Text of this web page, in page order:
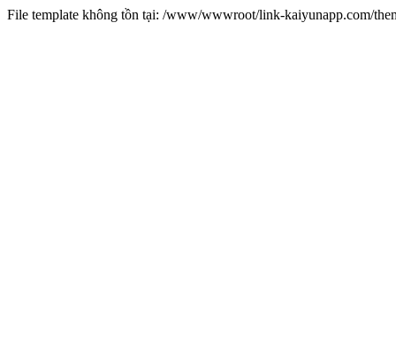
File template không tồn tại: /www/wwwroot/link-kaiyunapp.com/